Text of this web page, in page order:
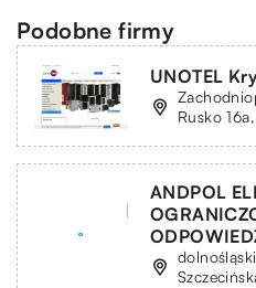
Podobne firmy
UNOTEL
Rusko
ANDPOL